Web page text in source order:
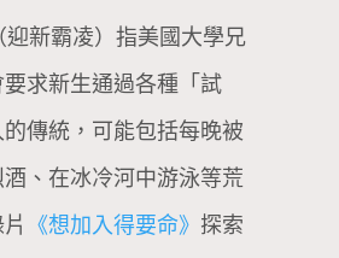
迎新霸凌）指美國大學兄
求新生通過各種「試
傳統，可能包括每晚被
、在冰冷河中游泳等荒
《想加入得要命》 探索